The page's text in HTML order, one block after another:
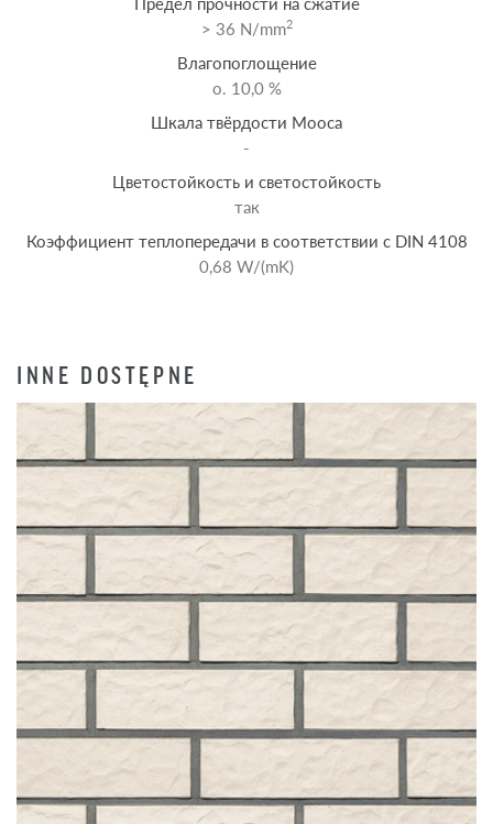
> 36 N/mm2
Влагопоглощение
o. 10,0 %
Шкала твёрдости Мооса
-
Цветостойкость и светостойкость
так
Коэффициент теплопередачи в соответствии с DIN 4108
0,68 W/(mK)
INNE DOSTĘPNE